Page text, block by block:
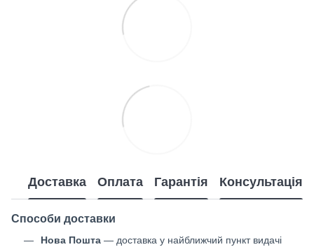
Доставка Оплата Гарантія Консультація
Способи доставки
Нова Пошта — доставка у найближчий пункт видачі